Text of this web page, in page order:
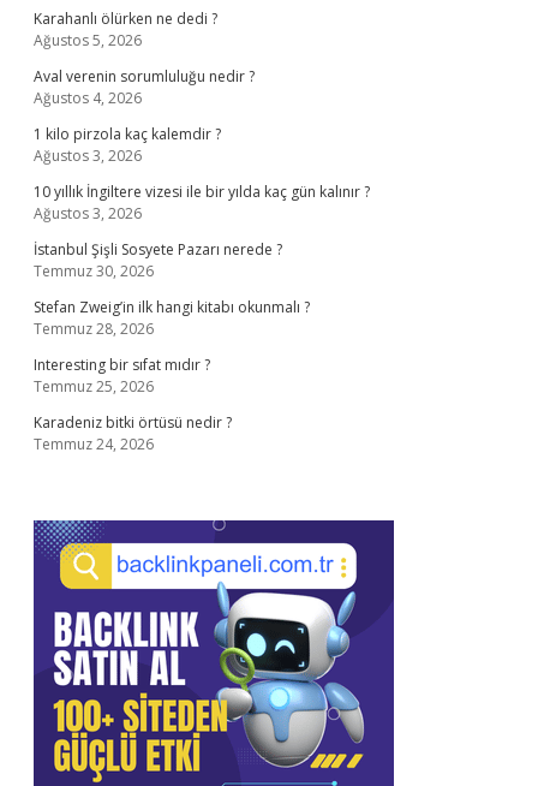
Karahanlı ölürken ne dedi ?
Ağustos 5, 2026
Aval verenin sorumluluğu nedir ?
Ağustos 4, 2026
1 kilo pirzola kaç kalemdir ?
Ağustos 3, 2026
10 yıllık İngiltere vizesi ile bir yılda kaç gün kalınır ?
Ağustos 3, 2026
İstanbul Şişli Sosyete Pazarı nerede ?
Temmuz 30, 2026
Stefan Zweig’in ilk hangi kitabı okunmalı ?
Temmuz 28, 2026
Interesting bir sıfat mıdır ?
Temmuz 25, 2026
Karadeniz bitki örtüsü nedir ?
Temmuz 24, 2026